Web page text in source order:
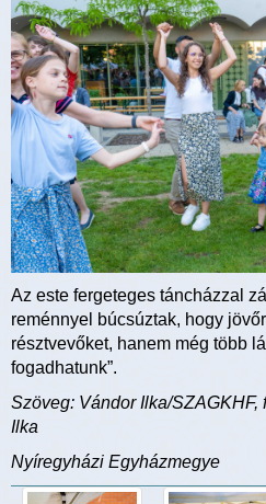
Az este fergeteges táncházzal
reménnyel búcsúztak, hogy
résztvevőket, hanem még több
fogadhatunk”.
Szöveg: Vándor Ilka/SZAGKHF,
Ilka
Nyíregyházi Egyházmegye